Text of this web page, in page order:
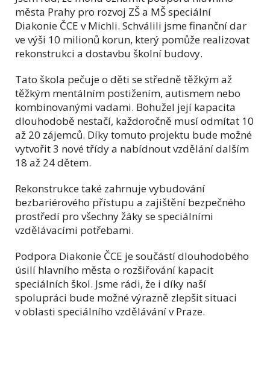
města Prahy pro rozvoj ZŠ a MŠ speciální
Diakonie ČCE v Michli. Schválili jsme finanční dar
ve výši 10 milionů korun, který pomůže realizovat
rekonstrukci a dostavbu školní budovy.
Tato škola pečuje o děti se středně těžkým až
těžkým mentálním postižením, autismem nebo
kombinovanými vadami. Bohužel její kapacita
dlouhodobě nestačí, každoročně musí odmítat 10
až 20 zájemců. Díky tomuto projektu bude možné
vytvořit 3 nové třídy a nabídnout vzdělání dalším
18 až 24 dětem.
Rekonstrukce také zahrnuje vybudování
bezbariérového přístupu a zajištění bezpečného
prostředí pro všechny žáky se speciálními
vzdělávacími potřebami.
Podpora Diakonie ČCE je součástí dlouhodobého
úsilí hlavního města o rozšiřování kapacit
speciálních škol. Jsme rádi, že i díky naší
spolupráci bude možné výrazně zlepšit situaci
v oblasti speciálního vzdělávání v Praze.